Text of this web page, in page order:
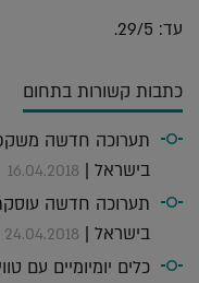
עד: 29/5.
כתבות קשורות בתחום
תערוכה חדשה
בישראל | 16.04.2018
תערוכה חדשה עוסקת
בישראל | 24.04.2018
כלים יומיומיים עם